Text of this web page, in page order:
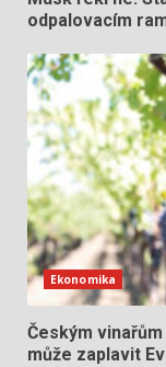
odpalovacím
Ekonomika
Českým
může zaplavit